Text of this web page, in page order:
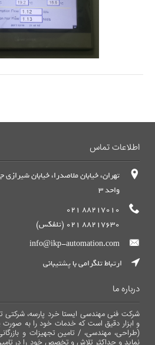
اطلاعات تماس
واحد 3
88217010 021
88217630 021 (تلفکس)
info@ikp-automation.com
ارتباط تلگرامی با پشتیبانی
درباره ما
شرکت فنی مهندسی ایستا خرد پارسه،
(طراحی، مهندسی، / تامین تجهیزات و